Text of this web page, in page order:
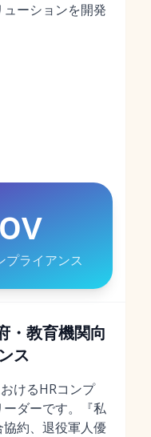
ーションを開発
プライアンス
・教育機関向
ス
けるHRコンプ
ダーです。『私
約、退役軍人優